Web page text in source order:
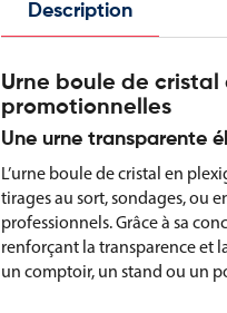
Description
Urne boule de
promotionnelles
Une urne transparente
L’urne boule de cristal en
tirages au sort, sondages, ou
professionnels. Grâce à sa
renforçant la transparence et
un comptoir, un stand ou un